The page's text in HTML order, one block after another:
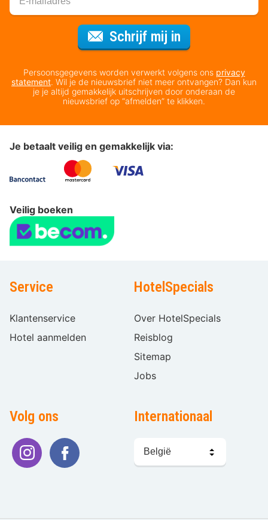
Schrijf mij in
Persoonsgegevens worden verwerkt volgens ons privacy
statement. Wil je de nieuwsbrief niet meer ontvangen? Dan kun
je je altijd gemakkelijk uitschrijven door onderaan de
nieuwsbrief op “afmelden” te klikken.
Je betaalt veilig en gemakkelijk via:
Veilig boeken
Service
Klantenservice
Hotel aanmelden
HotelSpecials
Over HotelSpecials
Reisblog
Sitemap
Jobs
Volg ons Internationaal
kiezen